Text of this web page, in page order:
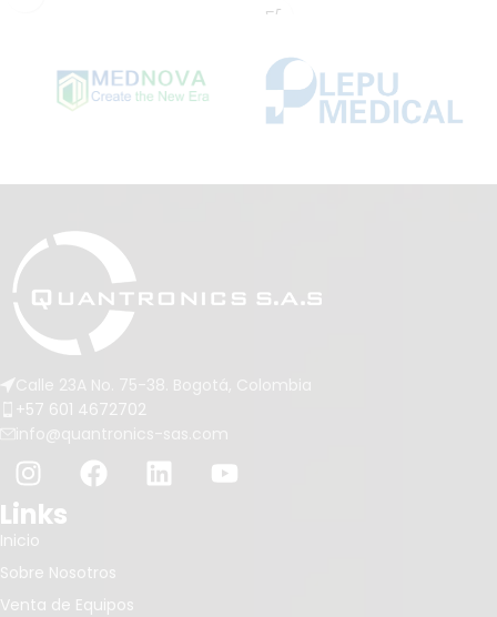
confiable para medir la presión
arterial en cualquier entorno
Calle 23A No. 75-38. Bogotá, Colombia
+57 601 4672702
info@quantronics-sas.com
Links
Inicio
Sobre Nosotros
Venta de Equipos